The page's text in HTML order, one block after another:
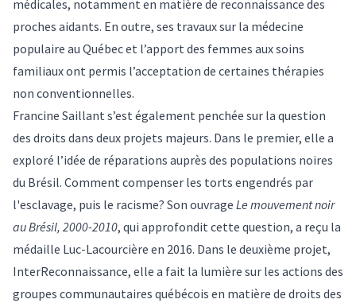
médicales, notamment en matière de reconnaissance des
proches aidants. En outre, ses travaux sur la médecine
populaire au Québec et l’apport des femmes aux soins
familiaux ont permis l’acceptation de certaines thérapies
non conventionnelles.
Francine Saillant s’est également penchée sur la question
des droits dans deux projets majeurs. Dans le premier, elle a
exploré l’idée de réparations auprès des populations noires
du Brésil. Comment compenser les torts engendrés par
l'esclavage, puis le racisme? Son ouvrage Le mouvement noir
au Brésil, 2000-2010, qui approfondit cette question, a reçu la
médaille Luc-Lacourcière en 2016. Dans le deuxième projet,
InterReconnaissance, elle a fait la lumière sur les actions des
groupes communautaires québécois en matière de droits des